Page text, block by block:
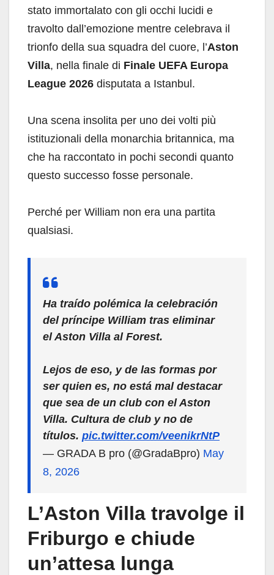
stato immortalato con gli occhi lucidi e
travolto dall’emozione mentre celebrava il
trionfo della sua squadra del cuore, l’Aston
Villa, nella finale di Finale UEFA Europa
League 2026 disputata a Istanbul.
Una scena insolita per uno dei volti più
istituzionali della monarchia britannica, ma
che ha raccontato in pochi secondi quanto
questo successo fosse personale.
Perché per William non era una partita
qualsiasi.
Ha traído polémica la celebración
del príncipe William tras eliminar
el Aston Villa al Forest.
Lejos de eso, y de las formas por
ser quien es, no está mal destacar
que sea de un club con el Aston
Villa. Cultura de club y no de
títulos. pic.twitter.com/veenikrNtP
— GRADA B pro (@GradaBpro) May
8, 2026
L’Aston Villa travolge il
Friburgo e chiude
un’attesa lunga